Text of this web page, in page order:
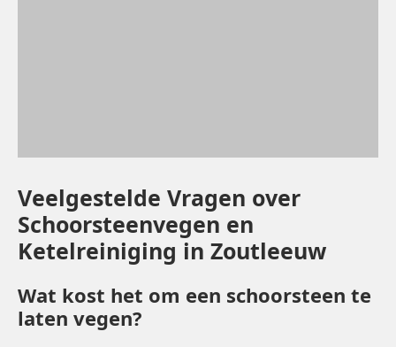
Veelgestelde Vragen over
Schoorsteenvegen en
Ketelreiniging in Zoutleeuw
Wat kost het om een schoorsteen te
laten vegen?